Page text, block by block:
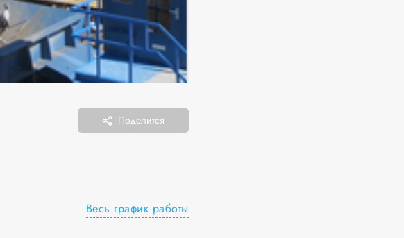
Поделится
Весь график работы